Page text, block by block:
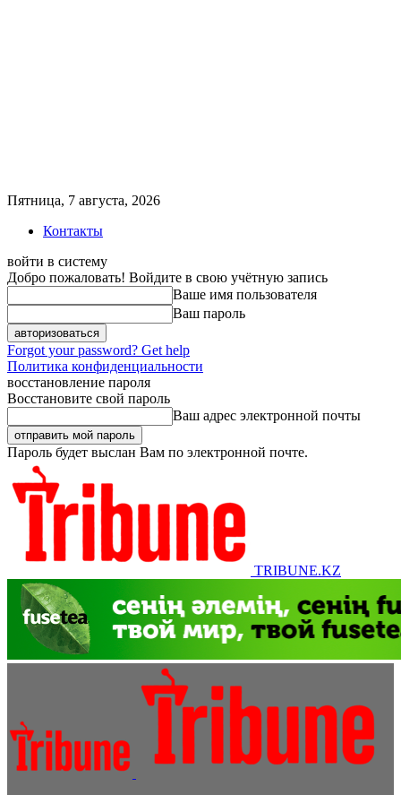
Пятница, 7 августа, 2026
Контакты
войти в систему
Добро пожаловать! Войдите в свою учётную запись
Ваше имя пользователя
Ваш пароль
Forgot your password? Get help
Политика конфиденциальности
восстановление пароля
Восстановите свой пароль
Ваш адрес электронной почты
Пароль будет выслан Вам по электронной почте.
TRIBUNE.KZ